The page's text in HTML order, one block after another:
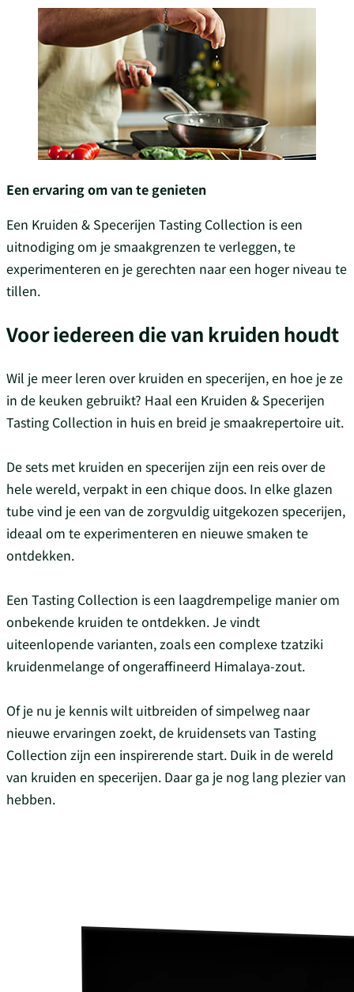
Een ervaring om van te genieten
Een Kruiden & Specerijen Tasting Collection is een
uitnodiging om je smaakgrenzen te verleggen, te
experimenteren en je gerechten naar een hoger niveau te
tillen.
Voor iedereen die van kruiden houdt
Wil je meer leren over kruiden en specerijen, en hoe je ze
in de keuken gebruikt? Haal een Kruiden & Specerijen
Tasting Collection in huis en breid je smaakrepertoire uit.
De sets met kruiden en specerijen zijn een reis over de
hele wereld, verpakt in een chique doos. In elke glazen
tube vind je een van de zorgvuldig uitgekozen specerijen,
ideaal om te experimenteren en nieuwe smaken te
ontdekken.
Een Tasting Collection is een laagdrempelige manier om
onbekende kruiden te ontdekken. Je vindt
uiteenlopende varianten, zoals een complexe tzatziki
kruidenmelange of ongeraffineerd Himalaya-zout.
Of je nu je kennis wilt uitbreiden of simpelweg naar
nieuwe ervaringen zoekt, de kruidensets van Tasting
Collection zijn een inspirerende start. Duik in de wereld
van kruiden en specerijen. Daar ga je nog lang plezier van
hebben.